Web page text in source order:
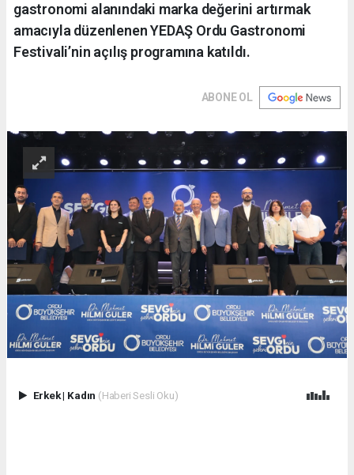
gastronomi alanındaki marka değerini artırmak
amacıyla düzenlenen YEDAŞ Ordu Gastronomi
Festivali’nin açılış programına katıldı.
ABONE OL
Erkek| Kadın (Haberi Sesli Oku)